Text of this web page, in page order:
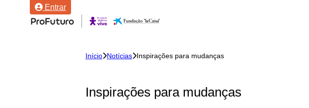
Entrar
Início Notícias Inspirações para mudanças
Inspirações para mudanças